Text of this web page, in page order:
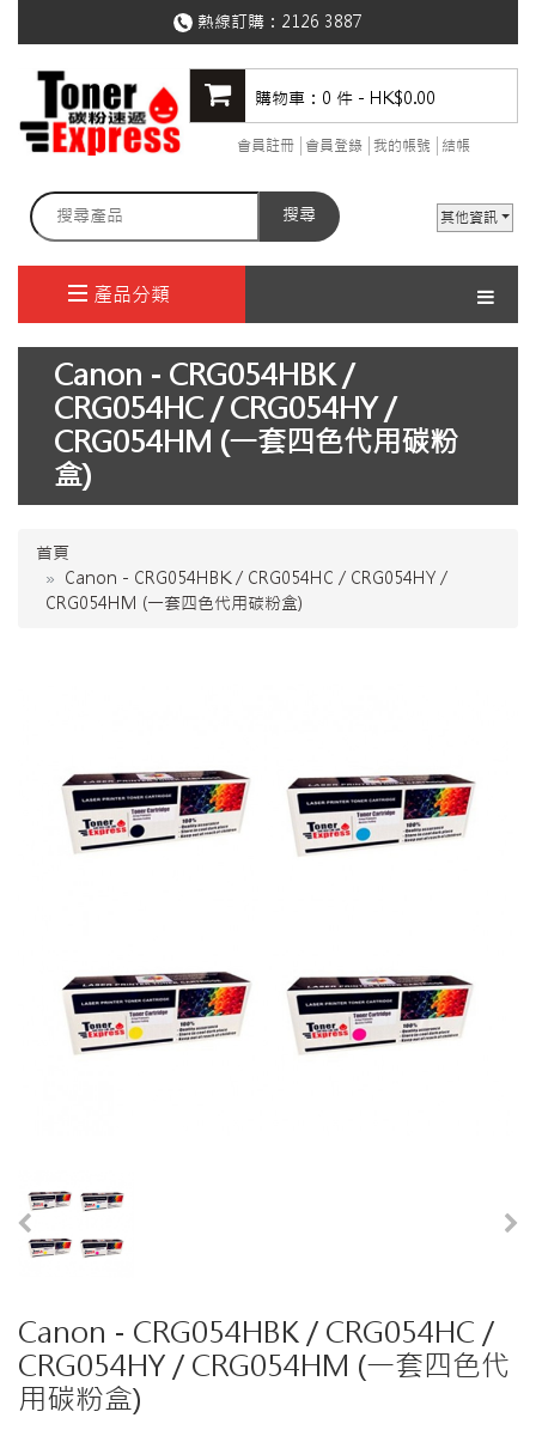
熱線訂購： 2126 3887
購物車：0 件 - HK$0.00
會員註冊 會員登錄 我的帳號 結帳
搜尋 其他資訊
產品分類
Canon - CRG054HBK /
CRG054HC / CRG054HY /
CRG054HM (一套四色代用碳粉
盒)
首頁
Canon - CRG054HBK / CRG054HC / CRG054HY /
CRG054HM (一套四色代用碳粉盒)
Canon - CRG054HBK / CRG054HC /
CRG054HY / CRG054HM (一套四色代
用碳粉盒)